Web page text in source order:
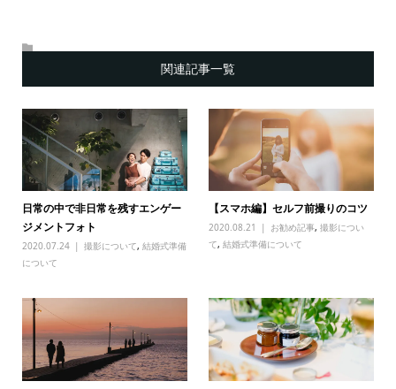
関連記事一覧
日常の中で非日常を残すエンゲー
ジメントフォト
2020.07.24 撮影について, 結婚式準備
について
【スマホ編】セルフ前撮りのコツ
2020.08.21 お勧め記事,撮影につい
て,結婚式準備について